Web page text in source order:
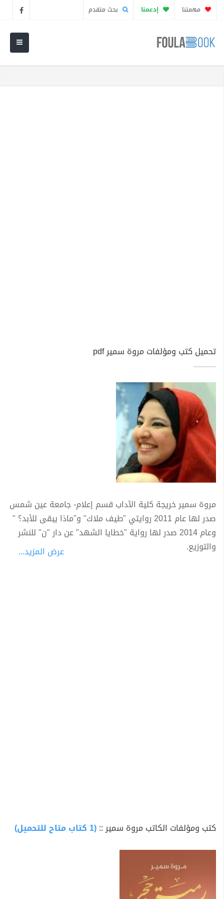
مهمتنا إدعمنا بحث متقدم
تحميل كتب ومؤلفات مروة سمير pdf
مروة سمير خريجة كلية الآداب قسم إعلام- جامعة عين شمس
صدر لها عام 2011 روايتي "طيف ملاك" و"ماذا يبقى للأبد؟ "
وعام 2014 صدر لها رواية "خطايا الشهد" عن دار "ن" للنشر
والتوزيع.
عرض المزيد...
كتب ومؤلفات الكاتب مروة سمير ::(1 كتاب متاح للتحميل)